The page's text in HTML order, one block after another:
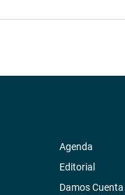
Agenda
Editorial
Damos Cuenta